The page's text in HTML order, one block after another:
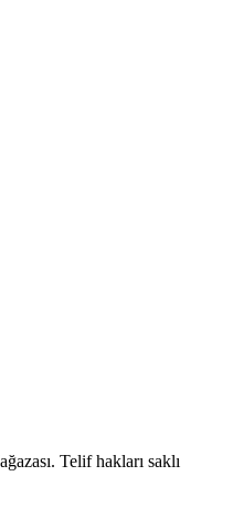
Telif hakları saklı